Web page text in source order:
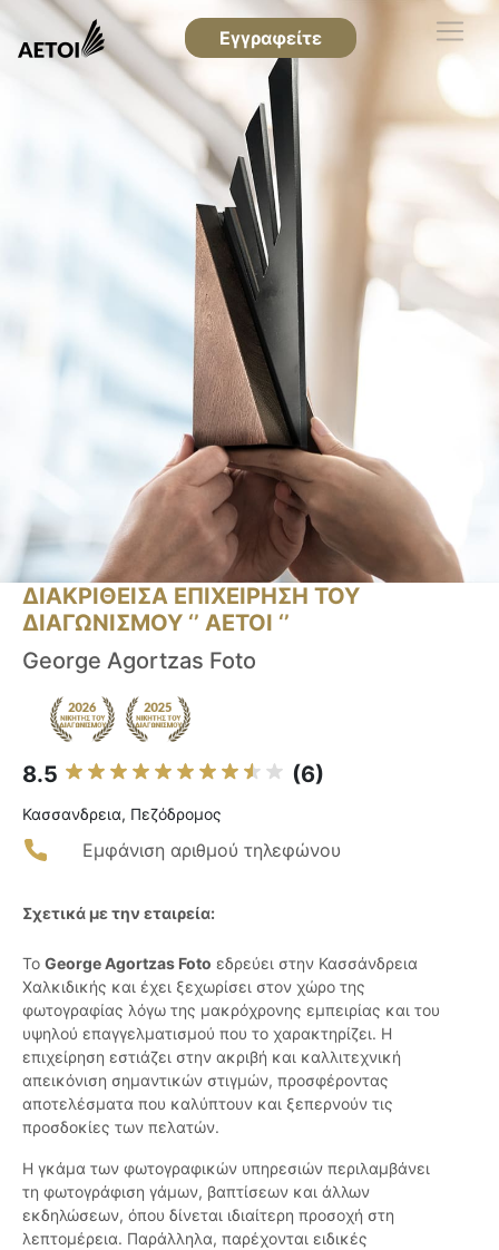
Εγγραφείτε
ΔΙΑΚΡΙΘΕΙΣΑ ΕΠΙΧΕΙΡΗΣΗ ΤΟΥ
ΔΙΑΓΩΝΙΣΜΟΥ ‘’ ΑΕΤΟΙ ‘’
George Agortzas Foto
8.5 (6)
Κασσανδρεια, Πεζόδρομος
Εμφάνιση αριθμού τηλεφώνου
Σχετικά με την εταιρεία:
Το George Agortzas Foto εδρεύει στην Κασσάνδρεια
Χαλκιδικής και έχει ξεχωρίσει στον χώρο της
φωτογραφίας λόγω της μακρόχρονης εμπειρίας και του
υψηλού επαγγελματισμού που το χαρακτηρίζει. Η
επιχείρηση εστιάζει στην ακριβή και καλλιτεχνική
απεικόνιση σημαντικών στιγμών, προσφέροντας
αποτελέσματα που καλύπτουν και ξεπερνούν τις
προσδοκίες των πελατών.
Η γκάμα των φωτογραφικών υπηρεσιών περιλαμβάνει
τη φωτογράφιση γάμων, βαπτίσεων και άλλων
εκδηλώσεων, όπου δίνεται ιδιαίτερη προσοχή στη
λεπτομέρεια. Παράλληλα, παρέχονται ειδικές